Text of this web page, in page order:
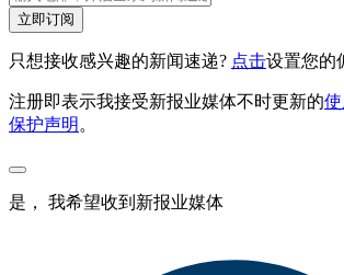
立即订阅
只想接收感兴趣的新闻速递? 点击设置您的
注册即表示我接受新报业媒体不时更新的
保护声明 。
是， 我希望收到新报业媒体